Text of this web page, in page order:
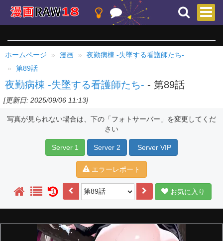
ホームページ 漫画
夜勤病棟 -失墜する看護師たち-
第89話
夜勤病棟 -失墜する看護師たち- - 第89話
[更新日: 2025/09/06 11:13]
写真が見られない場合は、下の「フォトサーバー」を変更してくだ
さい
Server 1 Server 2 Server VIP
エラーレポート
1 お気に入り